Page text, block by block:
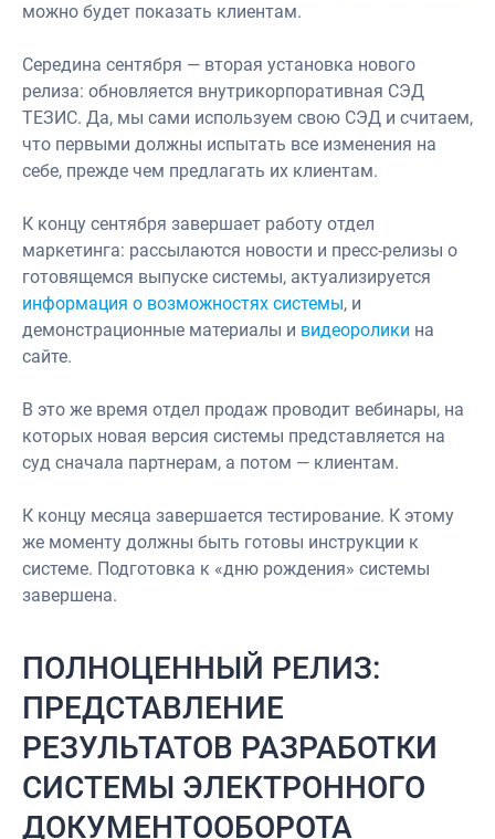
можно будет показать клиентам.
Середина сентября — вторая установка нового
релиза: обновляется внутрикорпоративная СЭД
ТЕЗИС. Да, мы сами используем свою СЭД и считаем,
что первыми должны испытать все изменения на
себе, прежде чем предлагать их клиентам.
К концу сентября завершает работу отдел
маркетинга: рассылаются новости и пресс-релизы о
готовящемся выпуске системы, актуализируется
информация о возможностях системы, и
демонстрационные материалы и видеоролики на
сайте.
В это же время отдел продаж проводит вебинары, на
которых новая версия системы представляется на
суд сначала партнерам, а потом — клиентам.
К концу месяца завершается тестирование. К этому
же моменту должны быть готовы инструкции к
системе. Подготовка к «дню рождения» системы
завершена.
ПОЛНОЦЕННЫЙ РЕЛИЗ:
ПРЕДСТАВЛЕНИЕ
РЕЗУЛЬТАТОВ РАЗРАБОТКИ
СИСТЕМЫ ЭЛЕКТРОННОГО
ДОКУМЕНТООБОРОТА